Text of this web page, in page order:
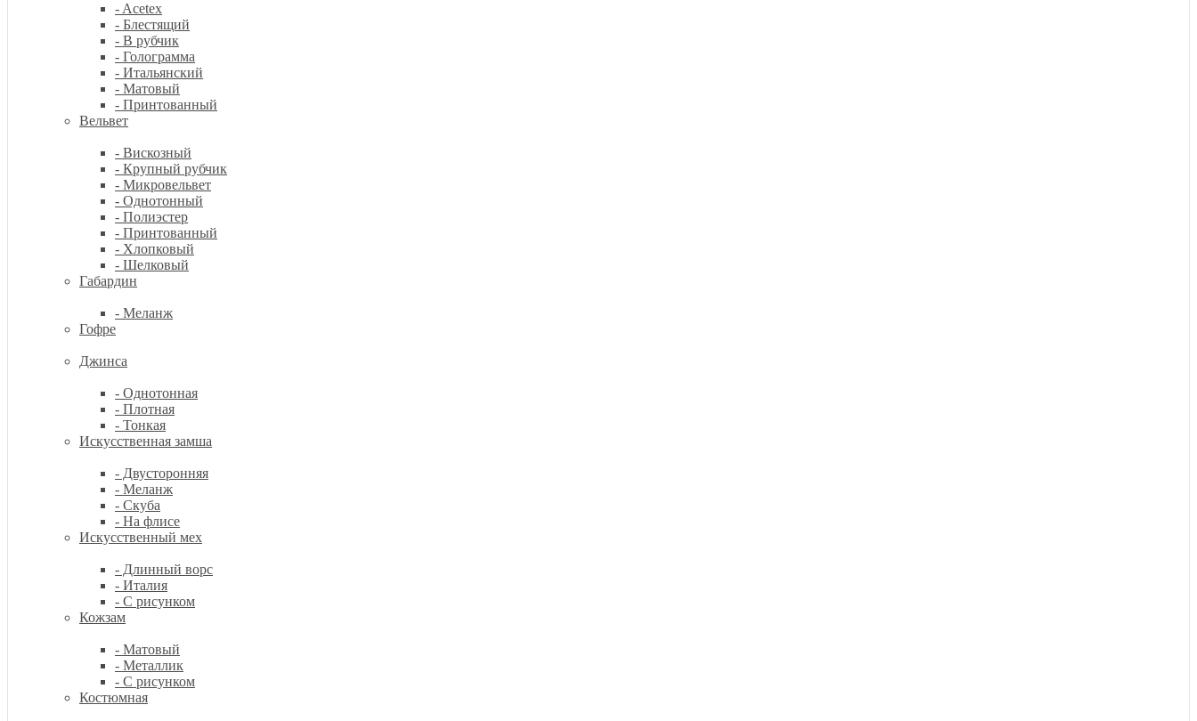
- Acetex
- Блестящий
- В рубчик
- Голограмма
- Итальянский
- Матовый
- Принтованный
Вельвет
- Вискозный
- Крупный рубчик
- Микровельвет
- Однотонный
- Полиэстер
- Принтованный
- Хлопковый
- Шелковый
Габардин
- Меланж
Гофре
Джинса
- Однотонная
- Плотная
- Тонкая
Искусственная замша
- Двусторонняя
- Меланж
- Скуба
- На флисе
Искусственный мех
- Длинный ворс
- Италия
- С рисунком
Кожзам
- Матовый
- Металлик
- С рисунком
Костюмная